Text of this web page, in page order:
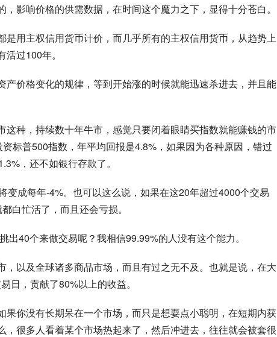
影响价格的供需数据，在时间这个魔力之下，显得十分苍白。
用主权信用货币计价，而几乎所有的主权信用货币，从趋势上
过100年。
价格变化的规律，等到开始涨的时候就能迅速杀进去，并且能
种，持续数十年牛市，感觉只要闭着眼睛买指数就能赚钱的市
标普500指数，年平均回报是4.8%，如果因为各种原因，错过
，还不如银行存款了。
变成每年-4%。也可以这么说，如果在这20年超过4000个交易
白忙活了，而且还会亏损。
40个来做交易呢？我相信99.99%的人没有这个能力。
以及全球诸多商品市场，而且有过之无不及。也就是说，在大
日，贡献了80%以上的收益。
你没有长期呆在一个市场，而只是想耍点小聪明，在短期内获
很多人看着某个市场热起来了，然后冲进去，往往就会被套很